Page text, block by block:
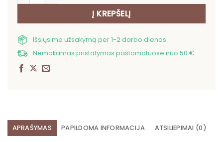
Į KREPŠELĮ
Išsiųsime užsakymą per 1-2 darbo dienas
Nemokamas pristatymas paštomatuose nuo 50 €
APRAŠYMAS PAPILDOMA INFORMACIJA ATSILIEPIMAI (0)